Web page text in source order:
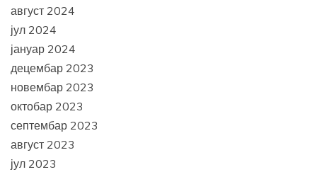
август 2024
јул 2024
јануар 2024
децембар 2023
новембар 2023
октобар 2023
септембар 2023
август 2023
јул 2023